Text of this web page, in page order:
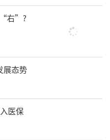
“右”?
展态势
医保